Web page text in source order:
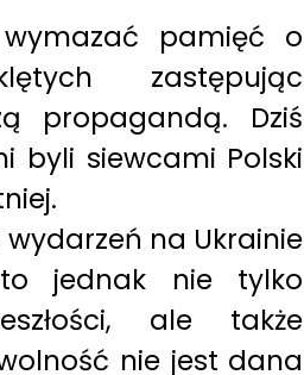
pamięć o
zastępując
propagandą. Dziś
byli siewcami Polski
na Ukrainie
to jednak nie tylko
ale także
nie jest dana